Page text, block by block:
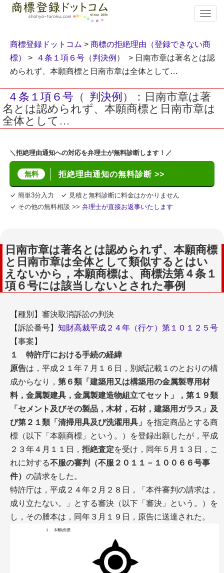
T
o
g
l
e
v
i
g
商標登録ドットコム > 商標の拒絶理由（登録できない商
標）
> ４条１項６号 （判決例 ） > 日南市章は著名とは認
められず、本願商標と日南市章は全体として…
４条１項６号 （ 判決例 ）：日南市章は著
名とは認められず、本願商標と日南市章は
全体として…
＼拒絶理由通知への対応を弁理士が無料診断します！／
無料 拒絶理由通知の無料診断 >>
簡単3分入力
見積と無料診断に料金はかかりません
その他の無料相談 >> 弁理士が直接お返事いたします
日南市章は著名とは認められず、本願商標
と日南市章は全体として類似するとはい
えないから，本願商標は、商標法第４条１
項６号には該当しないとされた事例
【種別】審決取消訴訟の判決
【訴訟番号】 知財高裁平成２４年（行ケ）第１０１２５号
【事案】
１ 特許庁における手続の経緯
原告は，平成２１年７月１６日，別紙記載１のとおりの構
成からなり， 第６類「建築用又は構築用の金属製専用材
料，金属製建具，金属製建造物組立てセット」，第１９類
「セメント及びその製品，木材，石材，建築用ガラス」及
び第２１類「清掃用具及び洗濯用具」
を指定商品とする商
標（以下「本願商標」という。）を登録出願したが，平成
２３年４月１１日， 拒絶査定を受け，同年５月１３日，こ
れに対する不服の審判（不服２０１１－１００６６号事
件） の請求をした。
特許庁は，平成２４年２月２８日，「本件審判の請求は，
成り立たない。」とする審決（以下「審決」という。）を
し，その謄本は，同年３月１９日，原告に送達された。